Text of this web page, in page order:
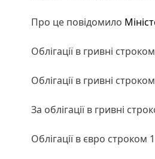
Про це повідомило
Облігації в гривні
Облігації в гривні
За облігації в гривні
Облігації в євро строком